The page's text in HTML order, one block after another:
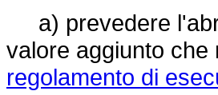
a) prevedere
valore aggiunto che
regolamento di